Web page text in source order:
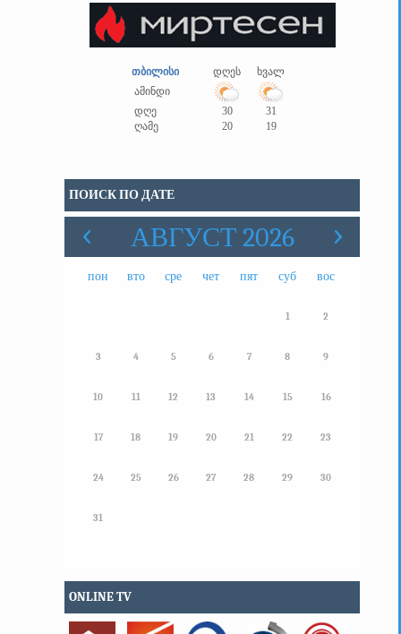
თბილისი დღეს
ხვალ
ამინდი
დღე
30
31
ღამე
20 19
ПОИСК ПО ДАТЕ
АВГУСТ 2026
пон вто сре чет пят суб вос
1 2
3 4 5 6 7 8 9
10 11 12 13 14 15 16
17 18 19 20 21 22 23
24 25 26 27 28 29 30
31
ONLINE TV